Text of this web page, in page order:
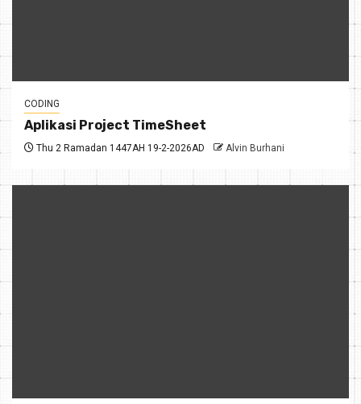
CODING
Aplikasi Project TimeSheet
Thu 2 Ramadan 1447AH 19-2-2026AD Alvin Burhani